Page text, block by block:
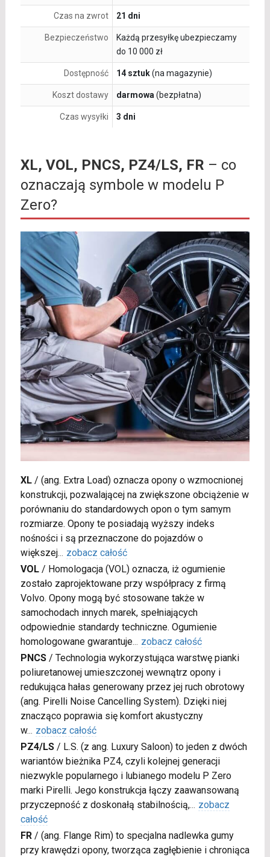
Czas na zwrot 21 dni
Bezpieczeństwo
Każdą przesyłkę ubezpieczamy
do 10 000 zł
Dostępność 14 sztuk(na magazynie)
Koszt dostawy darmowa (bezpłatna)
Czas wysyłki 3 dni
XL, VOL, PNCS, PZ4/LS, FR – co
oznaczają symbole w modelu P
Zero?
XL/ (ang. Extra Load) oznacza opony o wzmocnionej
konstrukcji, pozwalającej na zwiększone obciążenie w
porównaniu do standardowych opon o tym samym
rozmiarze. Opony te posiadają wyższy indeks
nośności i są przeznaczone do pojazdów o
większej... zobacz całość
VOL/ Homologacja (VOL) oznacza, iż ogumienie
zostało zaprojektowane przy współpracy z firmą
Volvo. Opony mogą być stosowane także w
samochodach innych marek, spełniających
odpowiednie standardy techniczne. Ogumienie
homologowane gwarantuje... zobacz całość
PNCS/ Technologia wykorzystująca warstwę pianki
poliuretanowej umieszczonej wewnątrz opony i
redukująca hałas generowany przez jej ruch obrotowy
(ang. Pirelli Noise Cancelling System). Dzięki niej
znacząco poprawia się komfort akustyczny
w... zobacz całość
PZ4/LS/ L.S. (z ang. Luxury Saloon) to jeden z dwóch
wariantów bieżnika PZ4, czyli kolejnej generacji
niezwykle popularnego i lubianego modelu P Zero
marki Pirelli. Jego konstrukcja łączy zaawansowaną
przyczepność z doskonałą stabilnością,... zobacz
całość
FR/ (ang. Flange Rim) to specjalna nadlewka gumy
przy krawędzi opony, tworząca zagłębienie i chroniąca